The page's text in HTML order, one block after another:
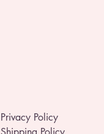
Privacy Policy